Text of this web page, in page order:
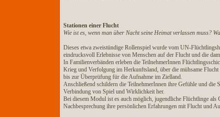
Stationen einer Flucht
Wie ist es, wenn man über Nacht seine Heimat verlassen muss?
Dieses etwa zweistündige Rollenspiel wurde vom UN-
eindrucksvoll Erlebnisse von Menschen auf der Flucht und die
In Familienverbänden erleben die TeilnehmerInnen
Krieg und Verfolgung im Herkunftsland, über die mühsame
bis zur Überprüfung für die Aufnahme im Zielland.
Anschließend schildern die TeilnehmerInnen ihre Gefühle und die
Verbindung von Spiel und Wirklichkeit her.
Bei diesem Modul ist es auch möglich, jugendliche Flüchtlinge als
Nachbesprechung ihre persönlichen Erfahrungen mit Flucht und